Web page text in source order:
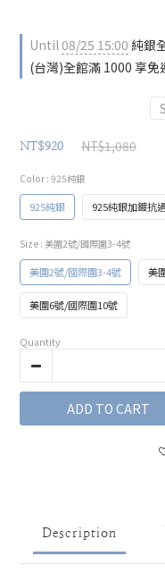
Until08/25 15:00 純銀
(台灣)全館滿 1000 享
NT$1,080
NT$920
Color : 925純銀
925純銀 925純銀加鍍抗
Size : 美圍2號/國際圍3-4號
美圍2號/國際圍3-4號 美
美圍6號/國際圍10號
Quantity
ADD TO CART
Description